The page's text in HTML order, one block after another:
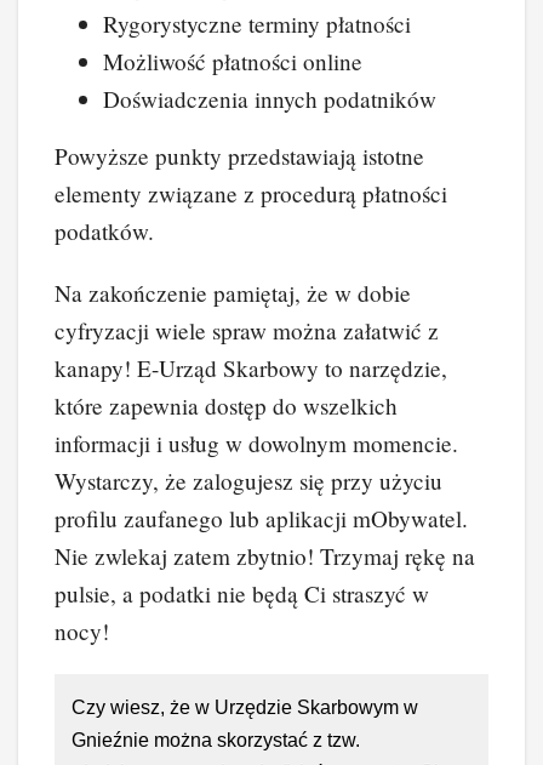
Rygorystyczne terminy płatności
Możliwość płatności online
Doświadczenia innych podatników
Powyższe punkty przedstawiają istotne
elementy związane z procedurą płatności
podatków.
Na zakończenie pamiętaj, że w dobie
cyfryzacji wiele spraw można załatwić z
kanapy! E-Urząd Skarbowy to narzędzie,
które zapewnia dostęp do wszelkich
informacji i usług w dowolnym momencie.
Wystarczy, że zalogujesz się przy użyciu
profilu zaufanego lub aplikacji mObywatel.
Nie zwlekaj zatem zbytnio! Trzymaj rękę na
pulsie, a podatki nie będą Ci straszyć w
nocy!
Czy wiesz, że w Urzędzie Skarbowym w
Gnieźnie można skorzystać z tzw.